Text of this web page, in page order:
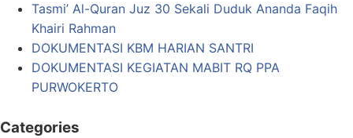
Tasmi’ Al-Quran Juz 30 Sekali Duduk Ananda Faqih
Khairi Rahman
DOKUMENTASI KBM HARIAN SANTRI
DOKUMENTASI KEGIATAN MABIT RQ PPA
PURWOKERTO
Categories